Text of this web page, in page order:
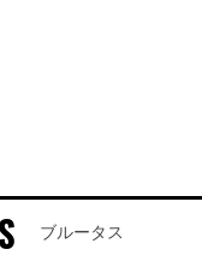
ブルータス